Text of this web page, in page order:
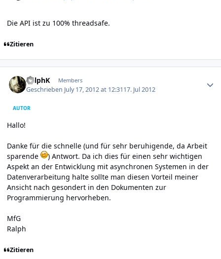
Die API ist zu 100% threadsafe.
Zitieren
RalphK Members
Geschrieben July 17, 2012 at 12:3117. Jul 2012
AUTOR
Hallo!
Danke für die schnelle (und für sehr beruhigende, da Arbeit
sparende
) Antwort. Da ich dies für einen sehr wichtigen
Aspekt an der Entwicklung mit asynchronen Systemen in der
Datenverarbeitung halte sollte man diesen Vorteil meiner
Ansicht nach gesondert in den Dokumenten zur
Programmierung hervorheben.
MfG
Ralph
Zitieren